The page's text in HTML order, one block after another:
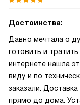
Достоинства:
Давно мечтала о
готовить и
интернете нашла
виду и по
заказали.
прямо до дома.